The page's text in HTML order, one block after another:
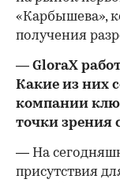
«Карбышева»,
получения
— GloraX
Какие из них
компании
точки зрения
— На
присутствия